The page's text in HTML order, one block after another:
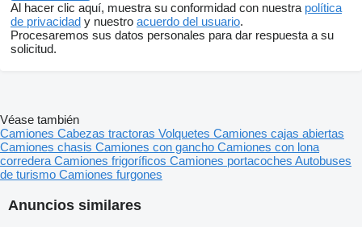
Al hacer clic aquí, muestra su conformidad con nuestra política
de privacidad y nuestro acuerdo del usuario.
Procesaremos sus datos personales para dar respuesta a su
solicitud.
Anuncios similares
Véase también
Camiones Cabezas tractoras Volquetes Camiones cajas abiertas
Camiones chasis Camiones con gancho Camiones con lona
corredera Camiones frigoríficos Camiones portacoches Autobuses
de turismo Camiones furgones